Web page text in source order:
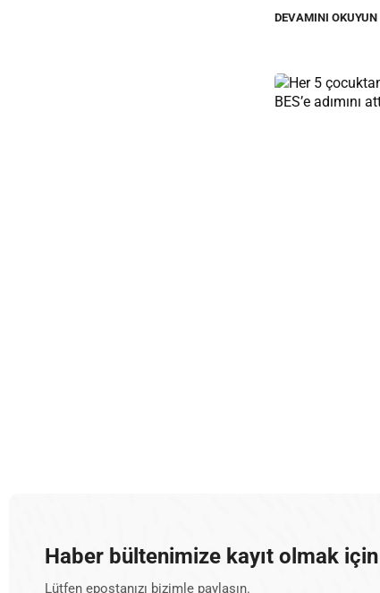
DEVAMINI OKUYUN
Haber bültenimize kayıt olmak için
Lütfen epostanızı bizimle paylaşın.